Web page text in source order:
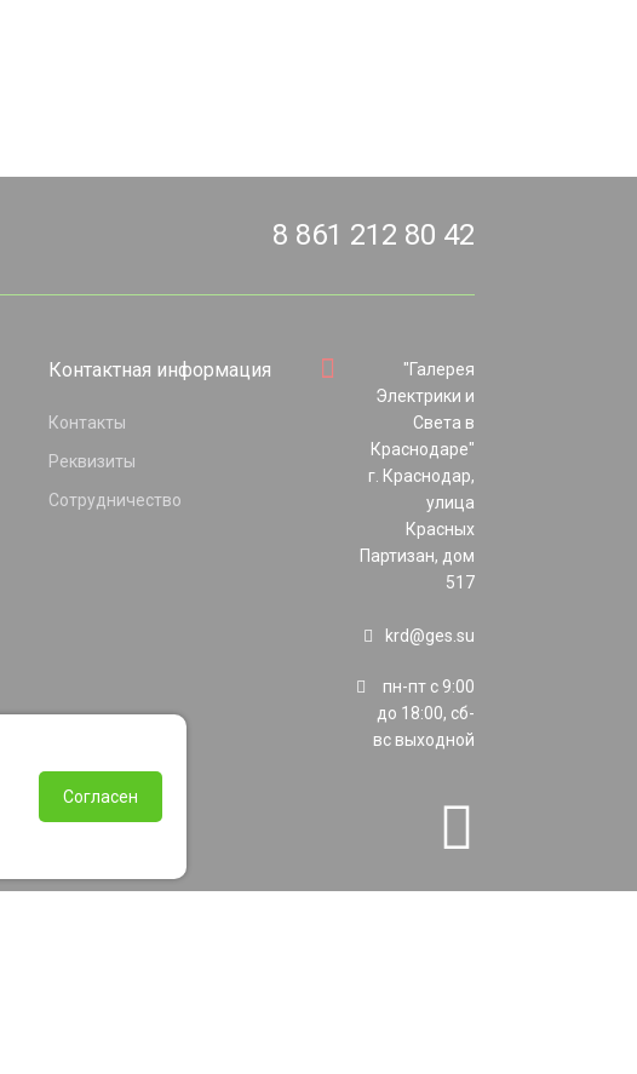
8 861 212 80 42
Контактная информация
Контакты
Реквизиты
Сотрудничество
"Галерея
Электрики и
Света в
Краснодаре"
г. Краснодар,
улица
Красных
Партизан, дом
517
krd@ges.su
пн-пт с 9:00
до 18:00, сб-
вс выходной
Согласен